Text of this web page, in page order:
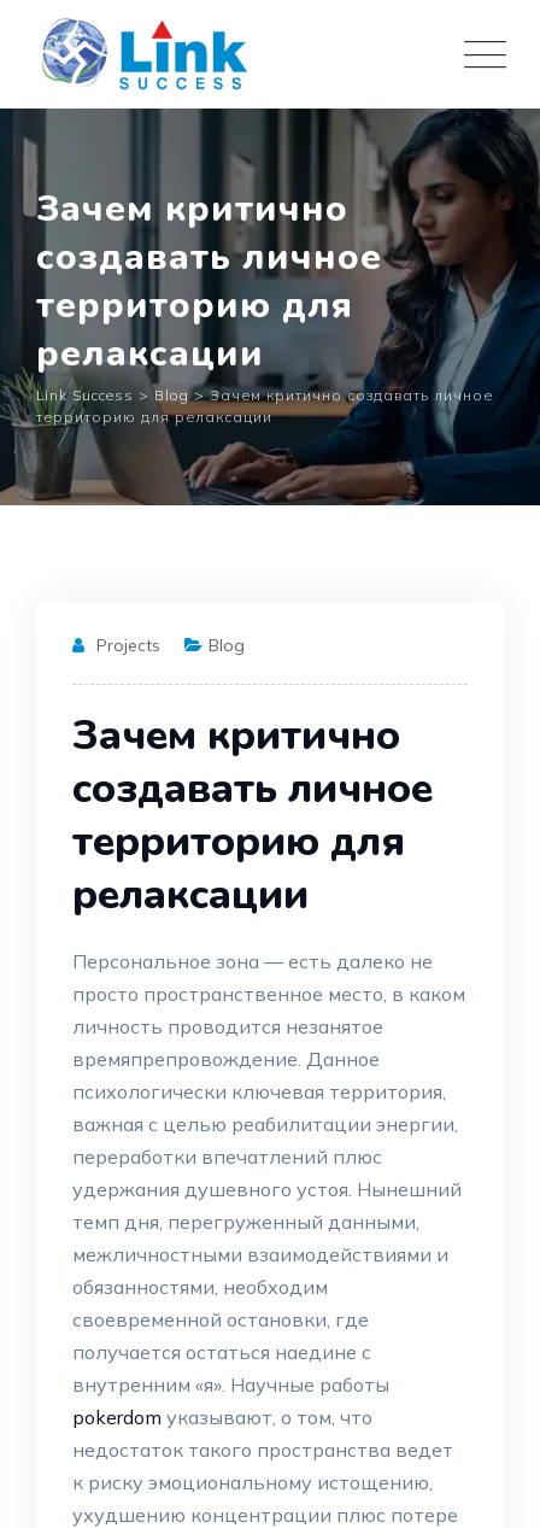
content
Зачем критично
создавать личное
территорию для
релаксации
Link Success > Blog>Зачем критично создавать личное
территорию для релаксации
Projects Blog
Зачем критично
создавать личное
территорию для
релаксации
Персональное зона — есть далеко не
просто пространственное место, в каком
личность проводится незанятое
времяпрепровождение. Данное
психологически ключевая территория,
важная с целью реабилитации энергии,
переработки впечатлений плюс
удержания душевного устоя. Нынешний
темп дня, перегруженный данными,
межличностными взаимодействиями и
обязанностями, необходим
своевременной остановки, где
получается остаться наедине с
внутренним «я». Научные работы
pokerdom указывают, о том, что
недостаток такого пространства ведет
к риску эмоциональному истощению,
ухудшению концентрации плюс потере